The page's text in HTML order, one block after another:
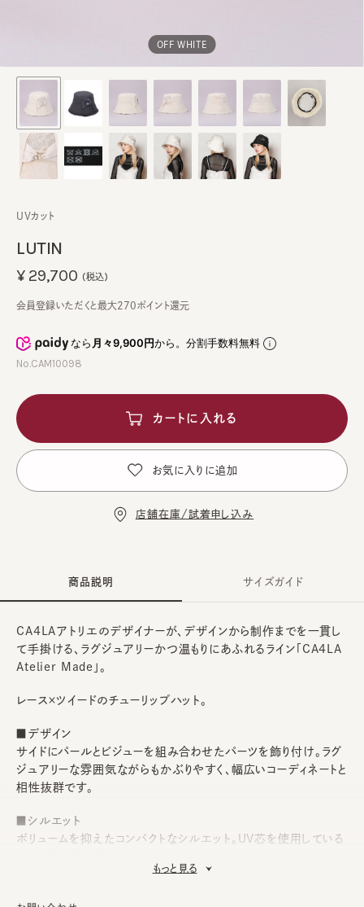
OFF WHITE
LUTIN
UVカット
なら月々9,900円から。分割手数料無料
No.CAM10098
¥29,700 (税込)
会員登録いただくと最大270ポイント還元
カートに入れる
お気に入りに追加
店舗在庫/試着申し込み
商品説明
CA4LAアトリエのデザイナーが、デザインから制作までを一貫し
て手掛ける、ラグジュアリーかつ温もりにあふれるライン「CA4LA
Atelier Made」。
レース×ツイードのチューリップハット。
■デザイン
サイドにパールとビジューを組み合わせたパーツを飾り付け。ラグ
ジュアリーな雰囲気ながらもかぶりやすく、幅広いコーディネートと
相性抜群です。
■シルエット
ボリュームを抑えたコンパクトなシルエット。UV芯を使用している
もっと見る
サイズガイド